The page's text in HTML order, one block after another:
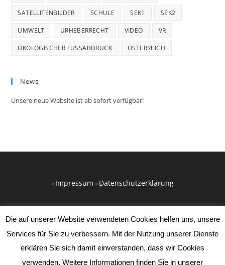
SATELLITENBILDER SCHULE SEK1 SEK2
UMWELT URHEBERRECHT VIDEO VR
ÖKOLOGISCHER FUSSABDRUCK ÖSTERREICH
News
Unsere neue Website ist ab sofort verfügbar!
▸Impressum ▸Datenschutzerklärung
Die auf unserer Website verwendeten Cookies helfen uns, unsere
Services für Sie zu verbessern. Mit der Nutzung unserer Dienste
erklären Sie sich damit einverstanden, dass wir Cookies
verwenden. Weitere Informationen finden Sie in unserer